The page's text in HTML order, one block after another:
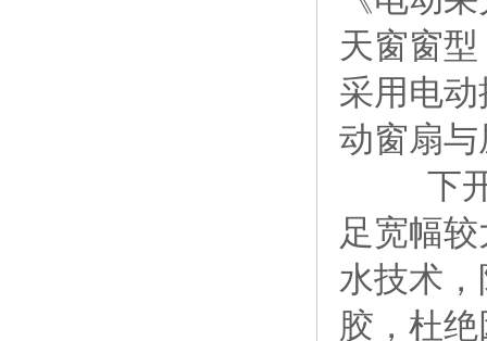
天窗窗
采用电
动窗扇
下
足宽幅
水技术
胶，杜